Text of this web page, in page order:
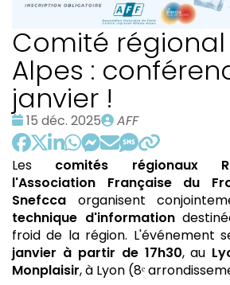
Comité régional
Alpes :
janvier !
Date
:
15 déc. 2025
Publié
par
AFF
Les comités régionaux
l'Association Française du
Snefcca organisent
technique d'information
froid de la région. L'événement
janvier à partir de 17h30, au
Monplaisir, à Lyon (8ᵉ